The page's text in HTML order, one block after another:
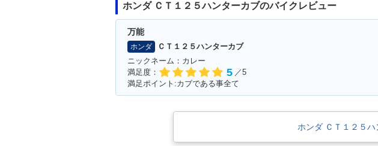
ホンダ ＣＴ１２５ハンターカブのバイクレビュー
万能
ホンダ
ＣＴ１２５ハンターカブ
ニックネーム：カレー
満足度：
5 ／5
満足ポイント:カブである事全て
ホンダ ＣＴ１２５